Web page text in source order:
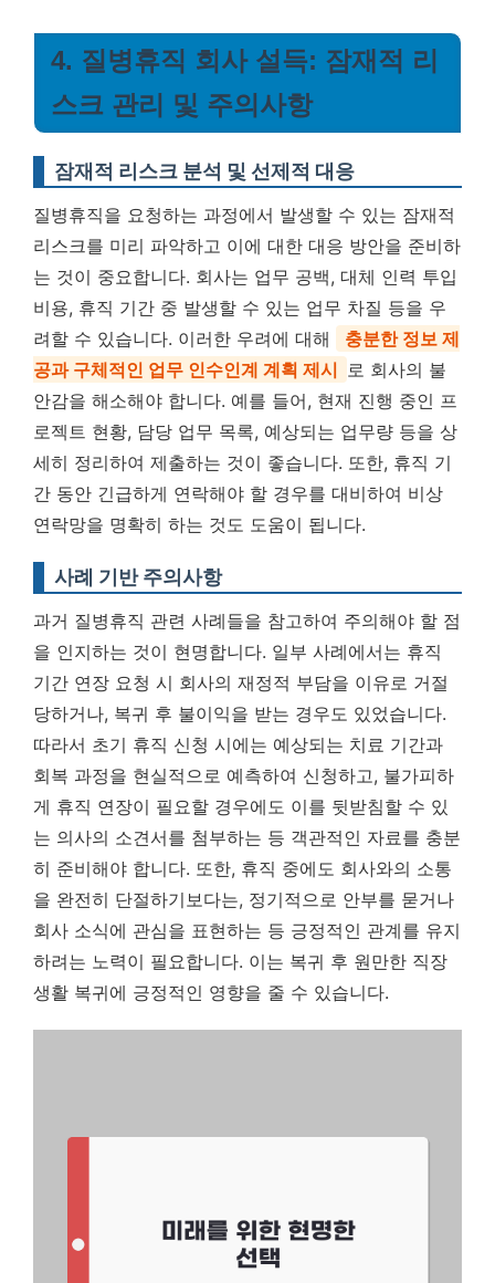
4. 질병휴직 회사 설득: 잠재적 리
스크 관리 및 주의사항
잠재적 리스크 분석 및 선제적 대응
질병휴직을 요청하는 과정에서 발생할 수 있는 잠재적
리스크를 미리 파악하고 이에 대한 대응 방안을 준비하
는 것이 중요합니다. 회사는 업무 공백, 대체 인력 투입
비용, 휴직 기간 중 발생할 수 있는 업무 차질 등을 우
려할 수 있습니다. 이러한 우려에 대해
충분한 정보 제
공과 구체적인 업무 인수인계 계획 제시 로 회사의 불
안감을 해소해야 합니다. 예를 들어, 현재 진행 중인 프
로젝트 현황, 담당 업무 목록, 예상되는 업무량 등을 상
세히 정리하여 제출하는 것이 좋습니다. 또한, 휴직 기
간 동안 긴급하게 연락해야 할 경우를 대비하여 비상
연락망을 명확히 하는 것도 도움이 됩니다.
사례 기반 주의사항
과거 질병휴직 관련 사례들을 참고하여 주의해야 할 점
을 인지하는 것이 현명합니다. 일부 사례에서는 휴직
기간 연장 요청 시 회사의 재정적 부담을 이유로 거절
당하거나, 복귀 후 불이익을 받는 경우도 있었습니다.
따라서 초기 휴직 신청 시에는 예상되는 치료 기간과
회복 과정을 현실적으로 예측하여 신청하고, 불가피하
게 휴직 연장이 필요할 경우에도 이를 뒷받침할 수 있
는 의사의 소견서를 첨부하는 등 객관적인 자료를 충분
히 준비해야 합니다. 또한, 휴직 중에도 회사와의 소통
을 완전히 단절하기보다는, 정기적으로 안부를 묻거나
회사 소식에 관심을 표현하는 등 긍정적인 관계를 유지
하려는 노력이 필요합니다. 이는 복귀 후 원만한 직장
생활 복귀에 긍정적인 영향을 줄 수 있습니다.